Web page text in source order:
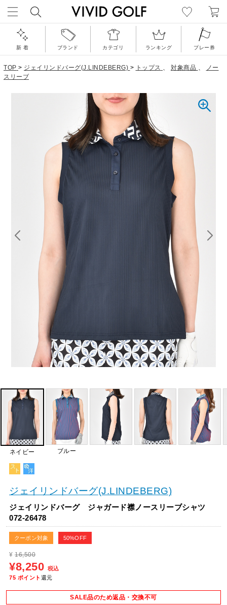
新 着 ブランド カテゴリ ランキング プレー券
TOP > ジェイリンドバーグ(J.LINDEBERG) > トップス 、 対象商品 、
ノー
スリーブ
ネイビー ブルー
ジェイリンドバーグ(J.LINDEBERG)
ジェイリンドバーグ ジャガード襟ノースリーブシャツ
072-26478
クーポン対象 50%OFF
¥ 16,500
¥8,250 税込
75 ポイント 還元
SALE品のため返品・交換不可